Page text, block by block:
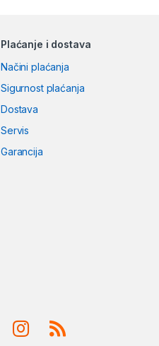
Plaćanje i dostava
Načini plaćanja
Sigurnost plaćanja
Dostava
Servis
Garancija